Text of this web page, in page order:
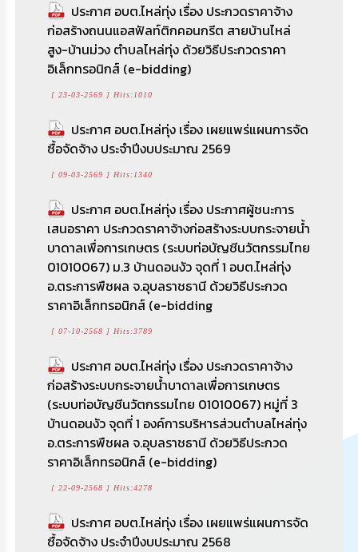
ประกาศ อบต.ไหล่ทุ่ง เรื่อง ประกวดราคาจ้าง
ก่อสร้างถนนแอสฟัลท์ติกคอนกรีต สายบ้านไหล่
สูง-บ้านม่วง ตำบลไหล่ทุ่ง ด้วยวิธีประกวดราคา
อิเล็กทรอนิกส์ (e-bidding)
[ 23-03-2569 ] Hits:1010
ประกาศ อบต.ไหล่ทุ่ง เรื่อง เผยแพร่แผนการจัด
ซื้อจัดจ้าง ประจำปีงบประมาณ 2569
[ 09-03-2569 ] Hits:1340
ประกาศ อบต.ไหล่ทุ่ง เรื่อง ประกาศผู้ชนะการ
เสนอราคา ประกวดราคาจ้างก่อสร้างระบบกระจายน้ำ
บาดาลเพื่อการเกษตร (ระบบท่อบัญชีนวัตกรรมไทย
01010067) ม.3 บ้านดอนงัว จุดที่ 1 อบต.ไหล่ทุ่ง
อ.ตระการพืชผล จ.อุบลราชธานี ด้วยวิธีประกวด
ราคาอิเล็กทรอนิกส์ (e-bidding
[ 07-10-2568 ] Hits:3789
ประกาศ อบต.ไหล่ทุ่ง เรื่อง ประกวดราคาจ้าง
ก่อสร้างระบบกระจายน้ำบาดาลเพื่อการเกษตร
(ระบบท่อบัญชีนวัตกรรมไทย 01010067) หมู่ที่ 3
บ้านดอนงัว จุดที่ 1 องค์การบริหารส่วนตำบลไหล่ทุ่ง
อ.ตระการพืชผล จ.อุบลราชธานี ด้วยวิธีประกวด
ราคาอิเล็กทรอนิกส์ (e-bidding)
[ 22-09-2568 ] Hits:4278
ประกาศ อบต.ไหล่ทุ่ง เรื่อง เผยแพร่แผนการจัด
ซื้อจัดจ้าง ประจำปีงบประมาณ 2568
ดูทั้งหมด >>
[ 18-06-2569 ] Hits:606
ประกาศ อบต.ไหล่ทุ่ง สรุปผลการดำเนินการจัด
ซื้อจัดจ้างในรายเดือนพฤษภาคม ประจำ
ประกาศ อบต.ไหล่ทุ่ง สรุปผลการดำเนินการจัด
[ 05-05-2569 ] Hits:957
ดูทั้งหมด >>